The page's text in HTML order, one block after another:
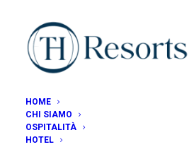
HOME
CHI SIAMO
OSPITALITÀ
HOTEL